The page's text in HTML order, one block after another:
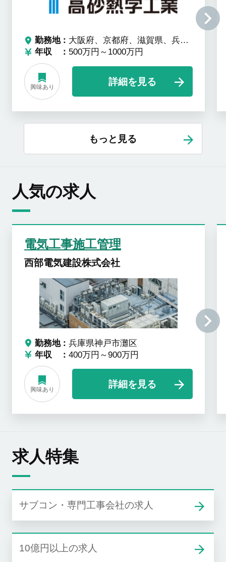
勤務地
大阪府、京都府、滋賀県、兵庫県、和歌山県、奈良県
年収
500万円～1000万円
興味あり
詳細を見る
もっと見る
人気の求人
電気工事施工管理
西部電気建設株式会社
勤務地
兵庫県神戸市灘区
年収
400万円～900万円
興味あり
詳細を見る
求人特集
サブコン・専門工事会社の求人
10億円以上の求人